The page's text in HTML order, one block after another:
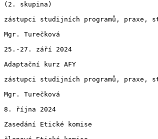
(2. skupina)
zástupci studijních programů, praxe,
Mgr. Turečková
25.-27. září 2024
Adaptační kurz AFY
zástupci studijních programů, praxe,
Mgr. Turečková
8. října 2024
Zasedání Etické komise